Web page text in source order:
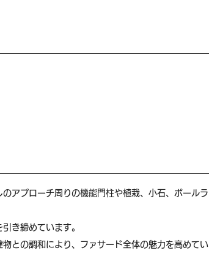
アプローチ周りの機能門柱や植栽、小石、ポールラ
き締めています。
との調和により、ファサード全体の魅力を高めてい